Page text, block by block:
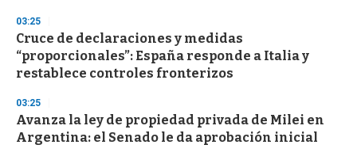
03:25
Cruce de declaraciones y medidas
“proporcionales”: España responde a Italia y
restablece controles fronterizos
03:25
Avanza la ley de propiedad privada de Milei en
Argentina: el Senado le da aprobación inicial